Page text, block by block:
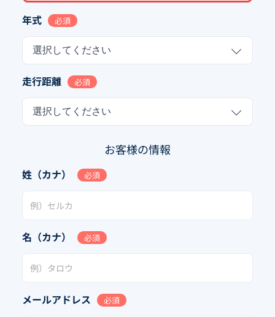
年式 必須
選択してください
走行距離 必須
選択してください
お客様の情報
姓（カナ） 必須
名（カナ） 必須
メールアドレス 必須